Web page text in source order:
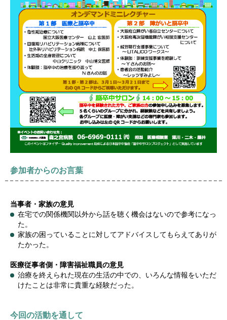
参加者からのお言葉
当事者・家族の意見
在宅での関係機関以外から話を聴く機会はないので参考になっ
た。
家族の困っていることに対してアドバイスしてもらえてありが
たかった。
医療従事者側・障害福祉職員の意見
治療を終えられた現在の生活の中での、いろんな情報をいただ
けたことは非常に貴重な経験だった。
今回の活動を通して